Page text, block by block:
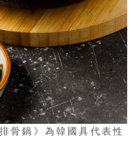
骨鍋》為韓國具代表性